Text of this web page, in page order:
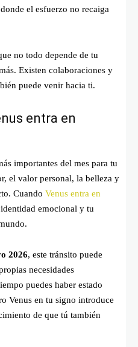
el esfuerzo no recaiga
no todo depende de tu
Existen colaboraciones y
puede venir hacia ti.
entra en
importantes del mes para tu
el valor personal, la belleza y
Cuando Venus entra en
emocional y tu
2026, este tránsito puede
necesidades
puedes haber estado
Venus en tu signo introduce
de que tú también